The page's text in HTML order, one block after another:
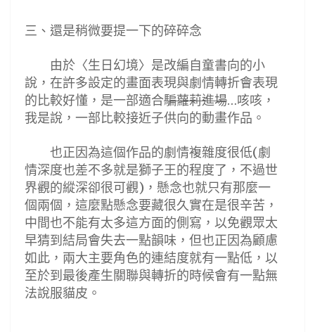
三 、還是稍微要提一下的碎碎念
由於 〈生日幻境〉是改編自童書向的小
說，在許多設定的畫面表現與劇情轉折會表現
的比較好懂 ，是一部適合騙蘿莉進場…咳咳，
我是說，一部比較接近子供向的動畫作品。
也正因為這個作品的劇情複雜度很低(劇
情深度也差不多就是獅子王的程度了，不過世
界觀的縱深卻很可觀) ，懸念也就只有那麼一
個兩個，這麼點懸念要藏很久實在是很辛苦，
中間也不能有太多這方面的側寫，以免觀眾太
早猜到結局會失去一點韻味，但也正因為顧慮
如此，兩大主要角色的連結度就有一點低，以
至於到最後產生關聯與轉折的時候會有一點無
法說服貓皮。